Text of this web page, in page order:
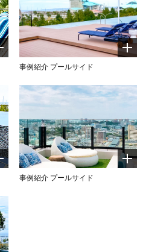
事例紹介 プールサイド
事例紹介 プールサイド